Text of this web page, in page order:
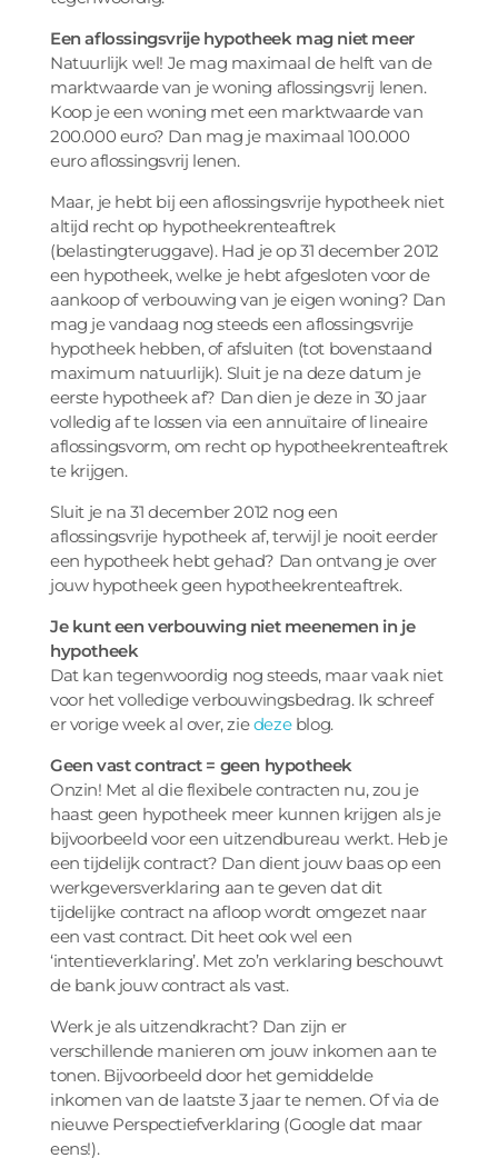
Een aflossingsvrije hypotheek mag niet meer
Natuurlijk wel! Je mag maximaal de helft van de
marktwaarde van je woning aflossingsvrij lenen.
Koop je een woning met een marktwaarde van
200.000 euro? Dan mag je maximaal 100.000
euro aflossingsvrij lenen.
Maar, je hebt bij een aflossingsvrije hypotheek niet
altijd recht op hypotheekrenteaftrek
(belastingteruggave). Had je op 31 december 2012
een hypotheek, welke je hebt afgesloten voor de
aankoop of verbouwing van je eigen woning? Dan
mag je vandaag nog steeds een aflossingsvrije
hypotheek hebben, of afsluiten (tot bovenstaand
maximum natuurlijk). Sluit je na deze datum je
eerste hypotheek af? Dan dien je deze in 30 jaar
volledig af te lossen via een annuïtaire of lineaire
aflossingsvorm, om recht op hypotheekrenteaftrek
te krijgen.
Sluit je na 31 december 2012 nog een
aflossingsvrije hypotheek af, terwijl je nooit eerder
een hypotheek hebt gehad? Dan ontvang je over
jouw hypotheek geen hypotheekrenteaftrek.
Je kunt een verbouwing niet meenemen in je
hypotheek
Dat kan tegenwoordig nog steeds, maar vaak niet
voor het volledige verbouwingsbedrag. Ik schreef
er vorige week al over, ziedezeblog.
Geen vast contract = geen hypotheek
Onzin! Met al die flexibele contracten nu, zou je
haast geen hypotheek meer kunnen krijgen als je
bijvoorbeeld voor een uitzendbureau werkt. Heb je
een tijdelijk contract? Dan dient jouw baas op een
werkgeversverklaring aan te geven dat dit
tijdelijke contract na afloop wordt omgezet naar
een vast contract. Dit heet ook wel een
‘intentieverklaring’. Met zo’n verklaring beschouwt
de bank jouw contract als vast.
Werk je als uitzendkracht? Dan zijn er
verschillende manieren om jouw inkomen aan te
tonen. Bijvoorbeeld door het gemiddelde
inkomen van de laatste 3 jaar te nemen. Of via de
nieuwe Perspectiefverklaring (Google dat maar
eens!).